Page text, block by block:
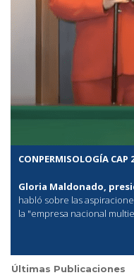
CONPERMISOLOGÍA CAP
Gloria Maldonado,
habló sobre las
la "empresa nacional
Últimas Publicaciones